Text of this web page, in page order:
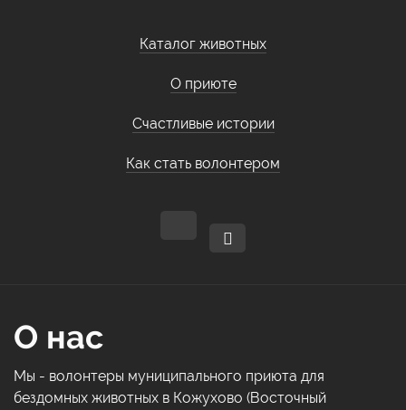
Каталог животных
О приюте
Счастливые истории
Как стать волонтером
О нас
Мы - волонтеры муниципального приюта для
бездомных животных в Кожухово (Восточный